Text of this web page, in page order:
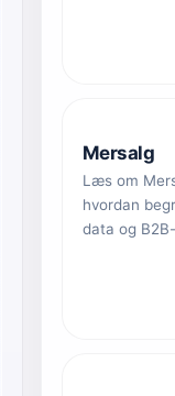
Mersalg
Læs om
hvordan
data og